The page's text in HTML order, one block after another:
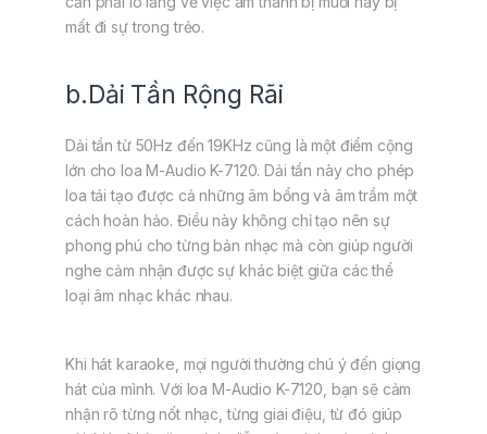
mất đi sự trong trẻo.
b.Dải Tần Rộng Rãi
Dải tần từ 50Hz đến 19KHz cũng là một điểm cộng
lớn cho loa M-Audio K-7120. Dải tần này cho phép
loa tái tạo được cả những âm bổng và âm trầm một
cách hoàn hảo. Điều này không chỉ tạo nên sự
phong phú cho từng bản nhạc mà còn giúp người
nghe cảm nhận được sự khác biệt giữa các thể
loại âm nhạc khác nhau.
Khi hát karaoke, mọi người thường chú ý đến giọng
hát của mình. Với loa M-Audio K-7120, bạn sẽ cảm
nhận rõ từng nốt nhạc, từng giai điệu, từ đó giúp